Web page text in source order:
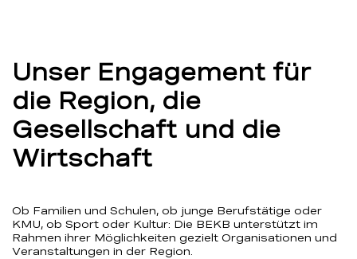
Unser Engagement für
die Region, die
Gesellschaft und die
Wirtschaft
Ob Familien und Schulen, ob junge Berufstätige oder
KMU, ob Sport oder Kultur: Die BEKB unterstützt im
Rahmen ihrer Möglichkeiten gezielt Organisationen und
Veranstaltungen in der Region.